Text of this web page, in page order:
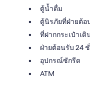
ตู้น้ำดื่ม
ตู้นิรภัยที่ฝ่ายต้อ
ที่ฝากกระเป๋าเดิ
ฝ่ายต้อนรับ 24
อุปกรณ์ซักรีด
ATM